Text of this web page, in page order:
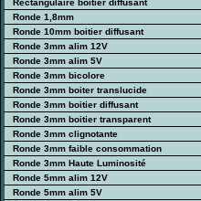
Rectangulaire boitier diffusant
Ronde 1,8mm
Ronde 10mm boitier diffusant
Ronde 3mm alim 12V
Ronde 3mm alim 5V
Ronde 3mm bicolore
Ronde 3mm boiter translucide
Ronde 3mm boitier diffusant
Ronde 3mm boitier transparent
Ronde 3mm clignotante
Ronde 3mm faible consommation
Ronde 3mm Haute Luminosité
Ronde 5mm alim 12V
Ronde 5mm alim 5V